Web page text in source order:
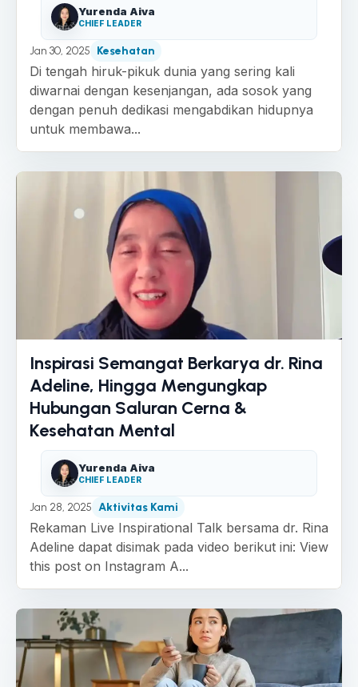
Yurenda Aiva
CHIEF LEADER
Jan 30, 2025 Kesehatan
Di tengah hiruk-pikuk dunia yang sering kali
diwarnai dengan kesenjangan, ada sosok yang
dengan penuh dedikasi mengabdikan hidupnya
untuk membawa...
Inspirasi Semangat Berkarya dr. Rina
Adeline, Hingga Mengungkap
Hubungan Saluran Cerna &
Kesehatan Mental
Yurenda Aiva
CHIEF LEADER
Jan 28, 2025 Aktivitas Kami
Rekaman Live Inspirational Talk bersama dr. Rina
Adeline dapat disimak pada video berikut ini: View
this post on Instagram A...